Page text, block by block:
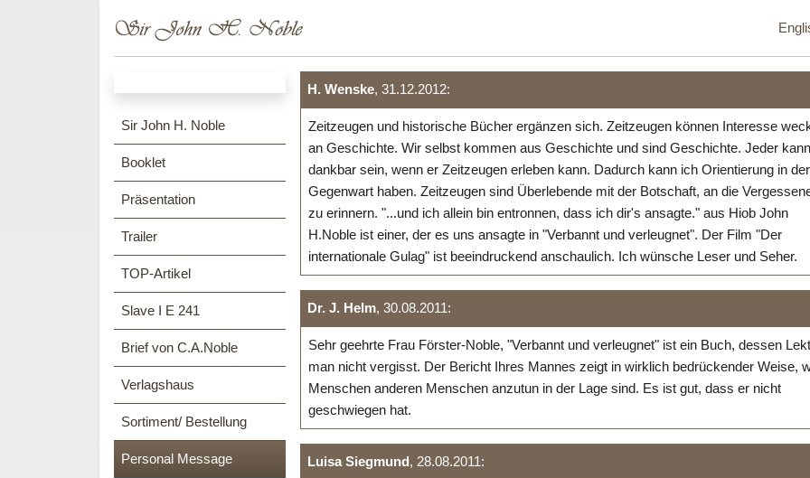
Sir John H. Noble
Booklet
Präsentation
Trailer
TOP-Artikel
Slave I E 241
Brief von C.A.Noble
Verlagshaus
Sortiment/ Bestellung
Personal Message
H. Wenske, 31.12.2012:
Zeitzeugen und historische Bücher ergänzen sich. Zeitzeugen können Interesse
an Geschichte. Wir selbst kommen aus Geschichte und sind Geschichte. Jeder kann
dankbar sein, wenn er Zeitzeugen erleben kann. Dadurch kann ich Orientierung in der
Gegenwart haben. Zeitzeugen sind Überlebende mit der Botschaft, an die
zu erinnern. "...und ich allein bin entronnen, dass ich dir's ansagte." aus Hiob John
H.Noble ist einer, der es uns ansagte in "Verbannt und verleugnet". Der Film "Der
internationale Gulag" ist beeindruckend anschaulich. Ich wünsche Leser und Seher.
Dr. J. Helm, 30.08.2011:
Sehr geehrte Frau Förster-Noble, "Verbannt und verleugnet" ist ein Buch, dessen
man nicht vergisst. Der Bericht Ihres Mannes zeigt in wirklich bedrückender Weise,
Menschen anderen Menschen anzutun in der Lage sind. Es ist gut, dass er nicht
geschwiegen hat.
Luisa Siegmund, 28.08.2011: